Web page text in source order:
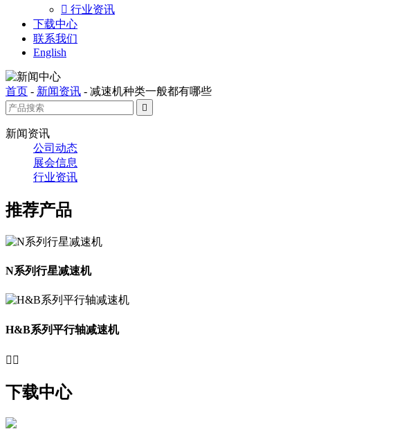
 行业资讯
下载中心
联系我们
English
首页 - 新闻资讯 - 减速机种类一般都有哪些

新闻资讯
公司动态
展会信息
行业资讯
推荐产品
N系列行星减速机
H&B系列平行轴减速机
 
下载中心